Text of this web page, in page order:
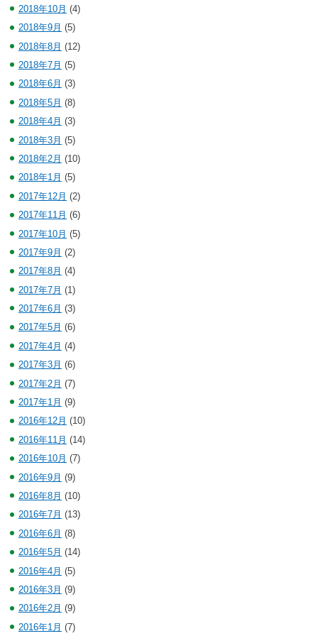
2018年10月 (4)
2018年9月 (5)
2018年8月 (12)
2018年7月 (5)
2018年6月 (3)
2018年5月 (8)
2018年4月 (3)
2018年3月 (5)
2018年2月 (10)
2018年1月 (5)
2017年12月 (2)
2017年11月 (6)
2017年10月 (5)
2017年9月 (2)
2017年8月 (4)
2017年7月 (1)
2017年6月 (3)
2017年5月 (6)
2017年4月 (4)
2017年3月 (6)
2017年2月 (7)
2017年1月 (9)
2016年12月 (10)
2016年11月 (14)
2016年10月 (7)
2016年9月 (9)
2016年8月 (10)
2016年7月 (13)
2016年6月 (8)
2016年5月 (14)
2016年4月 (5)
2016年3月 (9)
2016年2月 (9)
2016年1月 (7)